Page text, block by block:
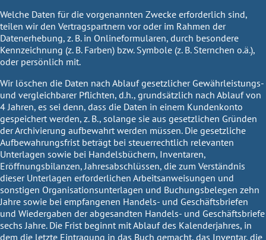
Welche Daten für die vorgenannten Zwecke erforderlich sind,
teilen wir den Vertragspartnern vor oder im Rahmen der
Datenerhebung, z. B. in Onlineformularen, durch besondere
Kennzeichnung (z. B. Farben) bzw. Symbole (z. B. Sternchen o.ä.),
oder persönlich mit.
Wir löschen die Daten nach Ablauf gesetzlicher Gewährleistungs-
und vergleichbarer Pflichten, d.h., grundsätzlich nach Ablauf von
4 Jahren, es sei denn, dass die Daten in einem Kundenkonto
gespeichert werden, z. B., solange sie aus gesetzlichen Gründen
der Archivierung aufbewahrt werden müssen. Die gesetzliche
Aufbewahrungsfrist beträgt bei steuerrechtlich relevanten
Unterlagen sowie bei Handelsbüchern, Inventaren,
Eröffnungsbilanzen, Jahresabschlüssen, die zum Verständnis
dieser Unterlagen erforderlichen Arbeitsanweisungen und
sonstigen Organisationsunterlagen und Buchungsbelegen zehn
Jahre sowie bei empfangenen Handels- und Geschäftsbriefen
und Wiedergaben der abgesandten Handels- und Geschäftsbriefe
sechs Jahre. Die Frist beginnt mit Ablauf des Kalenderjahres, in
dem die letzte Eintragung in das Buch gemacht, das Inventar, die